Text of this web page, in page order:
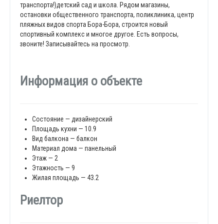
транспорта!)детский сад и школа. Рядом магазины,
остановки общественного транспорта, поликлиника, центр
пляжных видов спорта Бора-Бора, строится новый
спортивный комплекс и многое другое. Есть вопросы,
звоните! Записывайтесь на просмотр.
Информация о объекте
Состояние — дизайнерский
Площадь кухни — 10.9
Вид балкона — балкон
Материал дома — панельный
Этаж — 2
Этажность — 9
Жилая площадь — 43.2
Риелтор